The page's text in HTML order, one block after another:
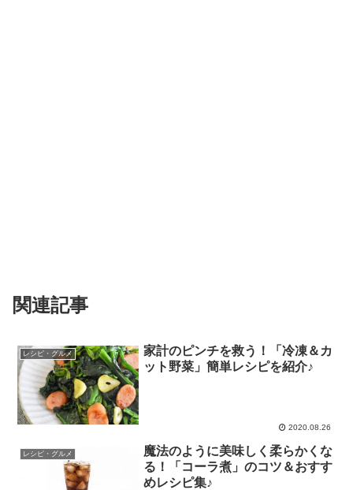
関連記事
レシピ・グルメ
家計のピンチを救う！「冷凍＆カ
ット野菜」簡単レシピを紹介♪
2020.08.26
レシピ・グルメ
魔法のように美味しく柔らかくな
る！「コーラ煮」のコツ＆おすす
めレシピ集♪